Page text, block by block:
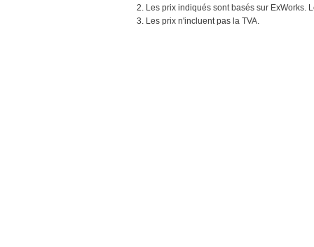
2. Les prix indiqués sont basés sur ExWorks.
3. Les prix n'incluent pas la TVA.